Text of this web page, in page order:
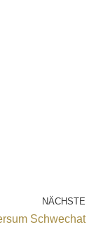
NÄCHSTE
Schwechat